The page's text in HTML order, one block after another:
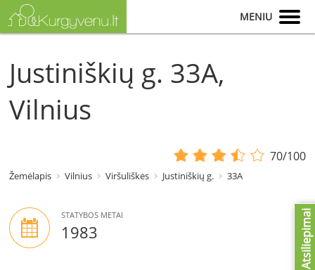
MENIU
Justiniškių g. 33A,
Vilnius
70/100
Žemėlapis Vilnius Viršuliškės Justiniškių g. 33A
STATYBOS METAI
1983 Atsiliepimai